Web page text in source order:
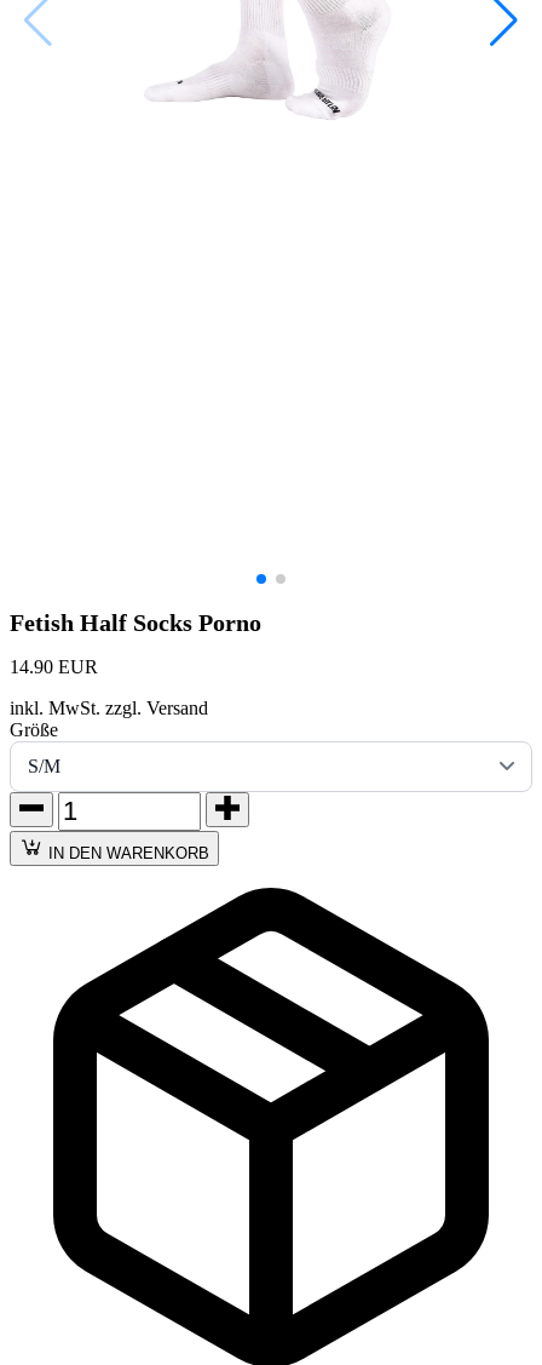
Fetish Half Socks Porno
14.90 EUR
inkl. MwSt. zzgl. Versand
Größe
IN DEN WARENKORB